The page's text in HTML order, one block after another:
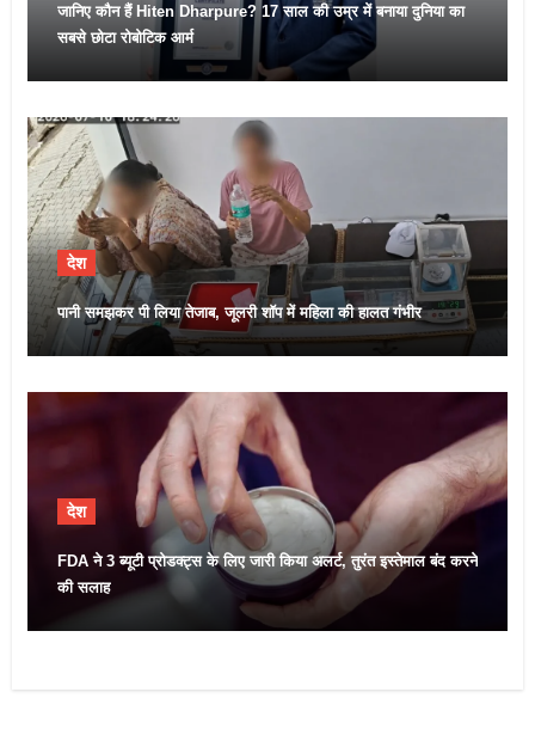
जानिए कौन हैं Hiten Dharpure? 17 साल की उम्र में बनाया दुनिया का
सबसे छोटा रोबोटिक आर्म
देश
पानी समझकर पी लिया तेजाब, जूलरी शॉप में महिला की हालत गंभीर
देश
FDA ने 3 ब्यूटी प्रोडक्ट्स के लिए जारी किया अलर्ट, तुरंत इस्तेमाल बंद करने
की सलाह